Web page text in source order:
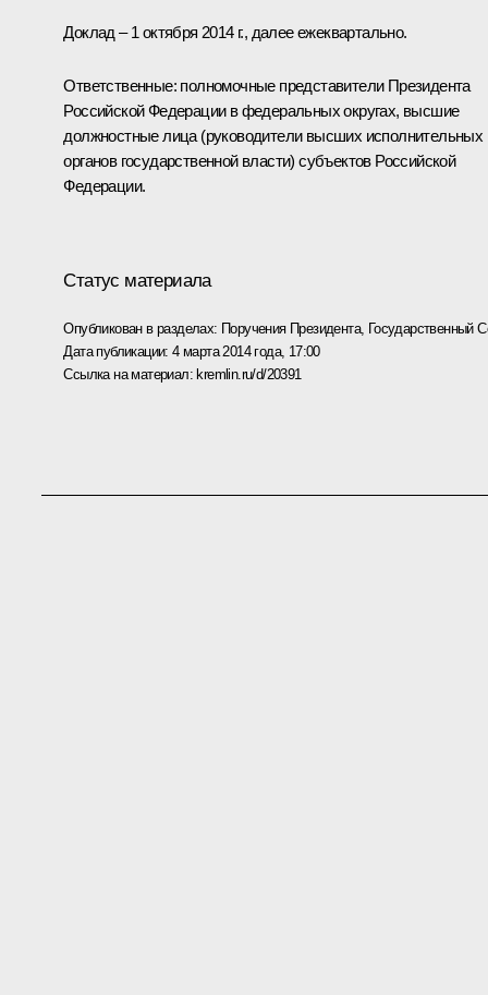
Доклад – 1 октября 2014 г., далее ежеквартально.
Ответственные: полномочные представители Президента
Российской Федерации в федеральных округах, высшие
должностные лица (руководители высших исполнительных
органов государственной власти) субъектов Российской
Федерации.
Статус материала
Опубликован в разделах: Поручения Президента, Государственный
Дата публикации:4 марта 2014 года, 17:00
Ссылка на материал: kremlin.ru/d/20391